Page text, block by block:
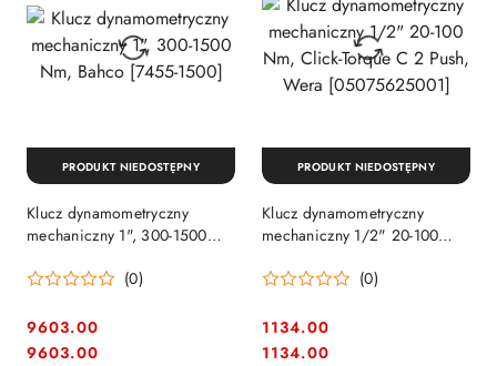
Klucz dynamometryczny
mechaniczny 1", 300-1500
(0)
Cena:
9603.00
Cena:
9603.00
PRODUKT NIEDOSTĘPNY
Klucz dynamometryczny
mechaniczny 1/2" 20-100
Wera [05075625001]
(0)
Cena:
1134.00
Cena:
1134.00
PRODUKT NIEDOSTĘPNY